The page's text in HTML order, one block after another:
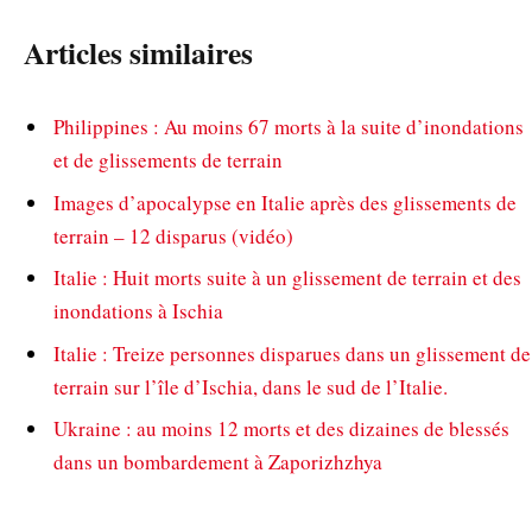
Articles similaires
Philippines : Au moins 67 morts à la suite d’inondations
et de glissements de terrain
Images d’apocalypse en Italie après des glissements de
terrain – 12 disparus (vidéo)
Italie : Huit morts suite à un glissement de terrain et des
inondations à Ischia
Italie : Treize personnes disparues dans un glissement de
terrain sur l’île d’Ischia, dans le sud de l’Italie.
Ukraine : au moins 12 morts et des dizaines de blessés
dans un bombardement à Zaporizhzhya